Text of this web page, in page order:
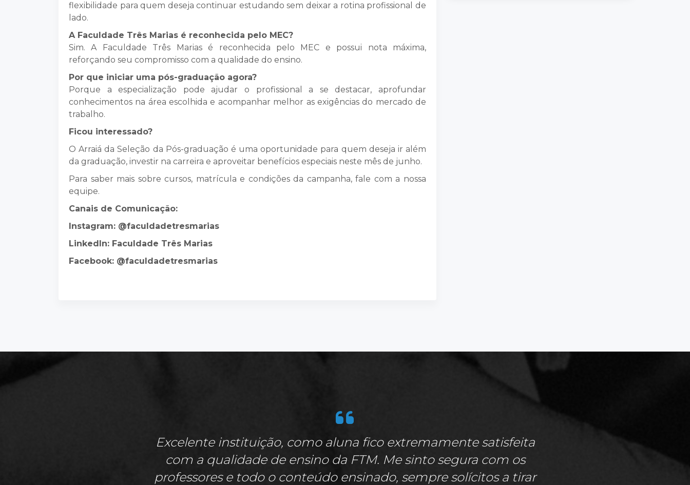
flexibilidade para quem deseja continuar estudando sem deixar a rotina profissional de
lado.
A Faculdade Três Marias é reconhecida pelo MEC?
Sim. A Faculdade Três Marias é reconhecida pelo MEC e possui nota máxima,
reforçando seu compromisso com a qualidade do ensino.
Por que iniciar uma pós-graduação agora?
Porque a especialização pode ajudar o profissional a se destacar, aprofundar
conhecimentos na área escolhida e acompanhar melhor as exigências do mercado de
trabalho.
Ficou interessado?
O Arraiá da Seleção da Pós-graduação é uma oportunidade para quem deseja ir além
da graduação, investir na carreira e aproveitar benefícios especiais neste mês de junho.
Para saber mais sobre cursos, matrícula e condições da campanha, fale com a nossa
equipe.
Canais de Comunicação:
Instagram: @faculdadetresmarias
LinkedIn: Faculdade Três Marias
Facebook: @faculdadetresmarias
Excelente instituição, como aluna fico extremamente satisfeita
com a qualidade de ensino da FTM. Me sinto segura com os
professores e todo o conteúdo ensinado, sempre solícitos a tirar